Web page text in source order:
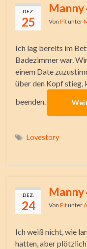
DEZ.
25
Manny
Von Pitunter
Ich lag bereits im
Badezimmer war.
einem Date
über den Kopf stieg,
beenden.
Lovestory
DEZ.
24
Manny
Von Pitunter
Ich weiß nicht, wie
hatten, aber